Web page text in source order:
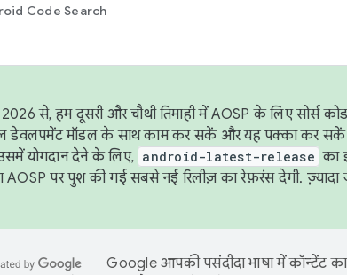
Code Search
से, हम दूसरी और चौथी तिमाही में AOSP के लिए सोर्स
डेवलपमेंट मॉडल के साथ काम कर सकें और यह पक्का कर सकें कि
योगदान देने के लिए, android-latest-release का
AOSP पर पुश की गई सबसे नई रिलीज़ का रेफ़रंस देगी. ज़्यादा
Google आपकी पसंदीदा भाषा में कॉन्टेंट